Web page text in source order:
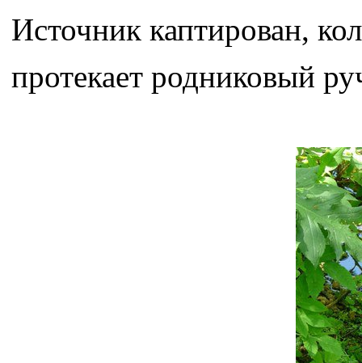
Источник каптирован,
протекает родниковый